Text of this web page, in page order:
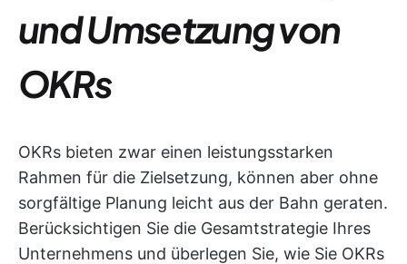
und Umsetzung von
OKRs
OKRs bieten zwar einen leistungsstarken
Rahmen für die Zielsetzung, können aber ohne
sorgfältige Planung leicht aus der Bahn geraten.
Berücksichtigen Sie die Gesamtstrategie Ihres
Unternehmens und überlegen Sie, wie Sie OKRs